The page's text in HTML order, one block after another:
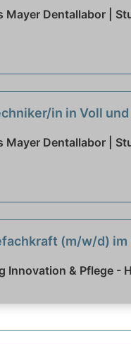
Mayer Dentallabor |
in in Voll
Mayer Dentallabor |
(m/w/d) im
Innovation & Pflege -